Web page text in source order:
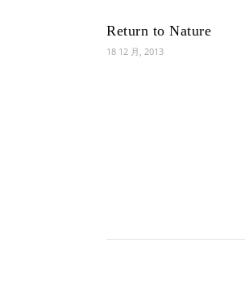
Return to Nature
18 12 月, 2013